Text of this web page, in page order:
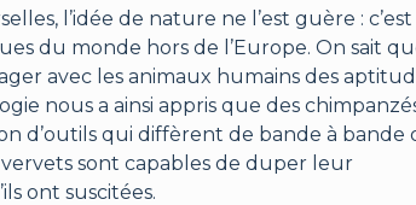
l’idée de nature ne l’est guère :
du monde hors de l’Europe. On sait
avec les animaux humains des
nous a ainsi appris que des
d’outils qui diffèrent de bande à bande
sont capables de duper leur
ont suscitées.